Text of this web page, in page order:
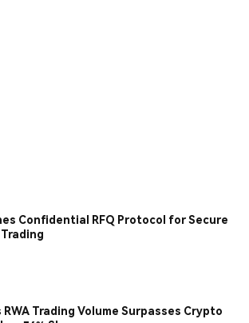
Confidential RFQ Protocol for Secure
Trading Volume Surpasses Crypto